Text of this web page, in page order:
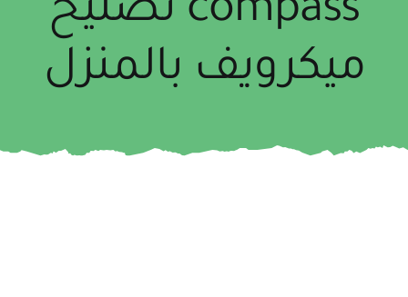
compass تصليح
ميكرويف بالمنزل